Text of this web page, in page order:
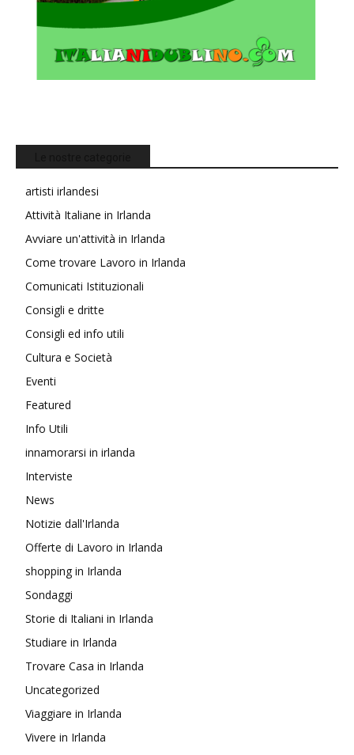
artisti irlandesi
Attività Italiane in Irlanda
Avviare un'attività in Irlanda
Come trovare Lavoro in Irlanda
Comunicati Istituzionali
Consigli e dritte
Consigli ed info utili
Cultura e Società
Eventi
Featured
Info Utili
innamorarsi in irlanda
Interviste
News
Notizie dall'Irlanda
Offerte di Lavoro in Irlanda
shopping in Irlanda
Sondaggi
Storie di Italiani in Irlanda
Studiare in Irlanda
Trovare Casa in Irlanda
Uncategorized
Viaggiare in Irlanda
Vivere in Irlanda